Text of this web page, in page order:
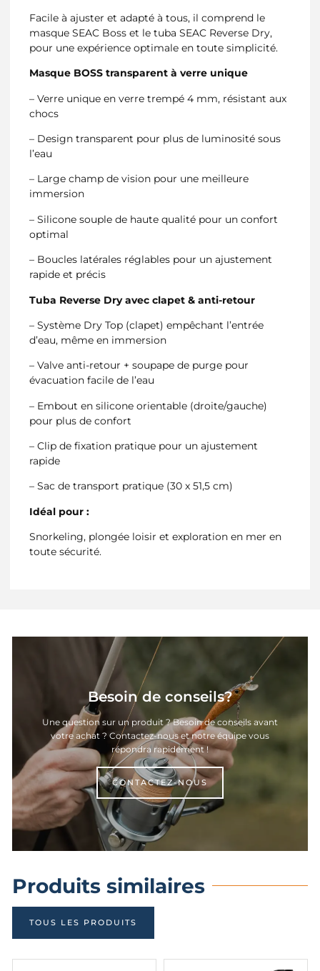
Facile à ajuster et adapté à tous, il comprend le
masque SEAC Boss et le tuba SEAC Reverse Dry,
pour une expérience optimale en toute simplicité.
Masque BOSS transparent à verre unique
– Verre unique en verre trempé 4 mm, résistant aux
chocs
– Design transparent pour plus de luminosité sous
l’eau
– Large champ de vision pour une meilleure
immersion
– Silicone souple de haute qualité pour un confort
optimal
– Boucles latérales réglables pour un ajustement
rapide et précis
Tuba Reverse Dry avec clapet & anti-retour
– Système Dry Top (clapet) empêchant l’entrée
d’eau, même en immersion
– Valve anti-retour + soupape de purge pour
évacuation facile de l’eau
– Embout en silicone orientable (droite/gauche)
pour plus de confort
– Clip de fixation pratique pour un ajustement
rapide
– Sac de transport pratique (30 x 51,5 cm)
Idéal pour :
Snorkeling, plongée loisir et exploration en mer en
toute sécurité.
Besoin de conseils?
Une question sur un produit ? Besoin de conseils avant
votre achat ? Contactez-nous et notre équipe vous
répondra rapidement !
CONTACTEZ-NOUS
Produits similaires
TOUS LES PRODUITS